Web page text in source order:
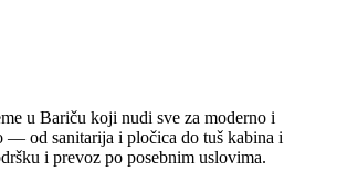
u Bariču koji nudi sve za moderno i
— od sanitarija i pločica do tuš kabina i
i prevoz po posebnim uslovima.